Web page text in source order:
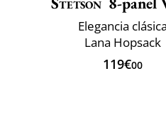
Elegancia clásica
Lana Hopsack
119€00